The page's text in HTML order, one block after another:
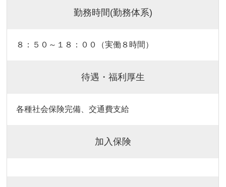
勤務時間(勤務体系)
８：５０～１８：００（実働８時間）
待遇・福利厚生
各種社会保険完備、交通費支給
加入保険